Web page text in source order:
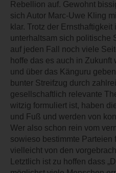
Rebellion auf. Gewohnt
sich Autor Marc-Uwe Kling
klar. Trotz der
unterhaltsam sich politische
auf jeden Fall noch viele
hoffe das es auch in
und über das Känguru
bunter Streifzug durch
gesellschaftlich relevante
witzig formuliert ist, haben
und Fuß und werden von
Wer also schon rein vom
sowieso bestimmte Parteien
vielleicht von den
Letztlich ist zu hoffen dass